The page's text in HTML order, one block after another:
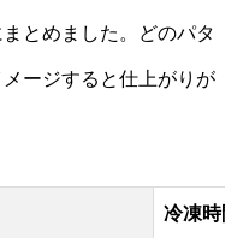
とめました。どのパタ
ージすると仕上がりが
冷凍時間